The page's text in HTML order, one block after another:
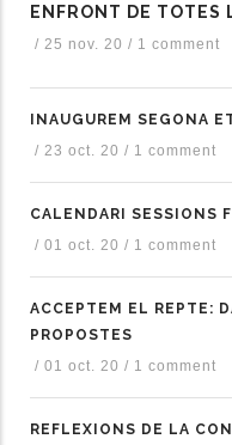
ENFRONT DE TOTES
/ 25 nov. 20 / 1 comment
INAUGUREM SEGONA
/ 23 oct. 20 / 1 comment
CALENDARI SESSIONS
/ 01 oct. 20 / 1 comment
ACCEPTEM EL REPTE:
PROPOSTES
/ 01 oct. 20 / 1 comment
REFLEXIONS DE LA